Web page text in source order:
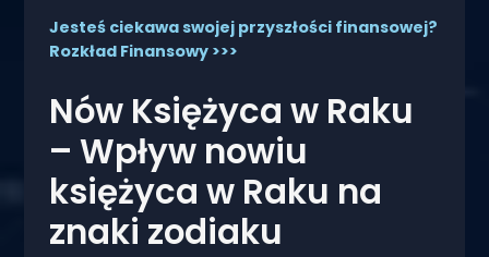
Jesteś ciekawa swojej przyszłości finansowej?
Rozkład Finansowy >>>
Nów Księżyca w Raku
– Wpływ nowiu
księżyca w Raku na
znaki zodiaku